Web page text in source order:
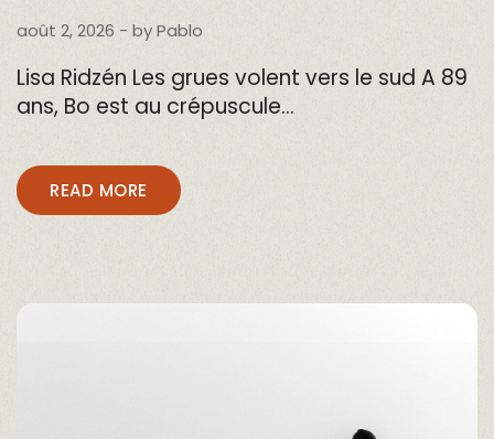
août 2, 2026 - byPablo
Lisa Ridzén Les grues volent vers le sud A 89
ans, Bo est au crépuscule…
READ MORE